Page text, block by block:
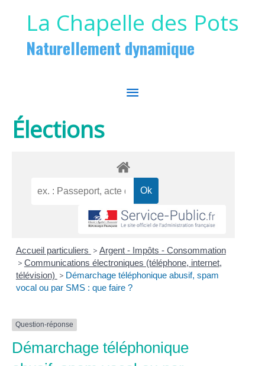
La Chapelle des Pots
Naturellement dynamique
MENU
Élections
Accueil particuliers > Argent - Impôts - Consommation
> Communications électroniques (téléphone, internet,
télévision) > Démarchage téléphonique abusif, spam
vocal ou par SMS : que faire ?
Question-réponse
Démarchage téléphonique